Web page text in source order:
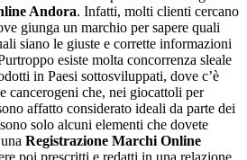
Andora. Infatti, molti clienti cercano
giunga un marchio per sapere quali
siano le giuste e corrette informazioni
esiste molta concorrenza sleale
in Paesi sottosviluppati, dove c’è
cancerogeni che, nei giocattoli per
affatto considerato ideali da parte dei
solo alcuni elementi che dovete
Registrazione Marchi Online